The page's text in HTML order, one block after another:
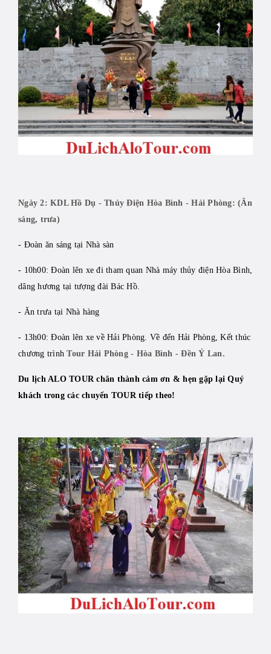
Ngày 2: KDL Hồ Dụ - Thủy Điện Hòa Bình - Hải Phòng: (Ăn
sáng, trưa)
- Đoàn ăn sáng tại Nhà sàn
- 10h00: Đoàn lên xe đi tham quan Nhà máy thủy điện Hòa Bình,
dâng hương tại tượng đài Bác Hồ.
- Ăn trưa tại Nhà hàng
- 13h00: Đoàn lên xe về Hải Phòng. Về đến Hải Phòng, Kết thúc
chương trìnhTour Hải Phòng - Hòa Bình - Đền Ỷ Lan.
Du lịch ALO TOUR chân thành cảm ơn & hẹn gặp lại Quý
khách trong các chuyến TOUR tiếp theo!